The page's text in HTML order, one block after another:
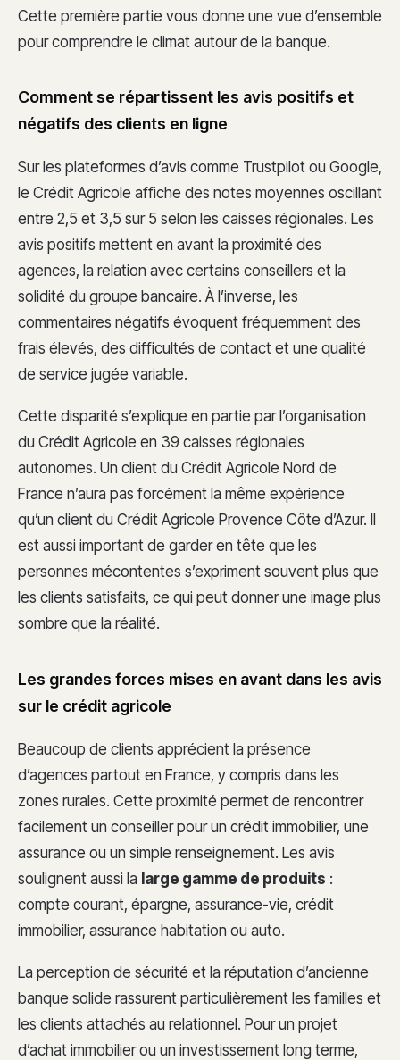
Cette première partie vous donne une vue d’ensemble
pour comprendre le climat autour de la banque.
Comment se répartissent les avis positifs et
négatifs des clients en ligne
Sur les plateformes d’avis comme Trustpilot ou Google,
le Crédit Agricole affiche des notes moyennes oscillant
entre 2,5 et 3,5 sur 5 selon les caisses régionales. Les
avis positifs mettent en avant la proximité des
agences, la relation avec certains conseillers et la
solidité du groupe bancaire. À l’inverse, les
commentaires négatifs évoquent fréquemment des
frais élevés, des difficultés de contact et une qualité
de service jugée variable.
Cette disparité s’explique en partie par l’organisation
du Crédit Agricole en 39 caisses régionales
autonomes. Un client du Crédit Agricole Nord de
France n’aura pas forcément la même expérience
qu’un client du Crédit Agricole Provence Côte d’Azur. Il
est aussi important de garder en tête que les
personnes mécontentes s’expriment souvent plus que
les clients satisfaits, ce qui peut donner une image plus
sombre que la réalité.
Les grandes forces mises en avant dans les avis
sur le crédit agricole
Beaucoup de clients apprécient la présence
d’agences partout en France, y compris dans les
zones rurales. Cette proximité permet de rencontrer
facilement un conseiller pour un crédit immobilier, une
assurance ou un simple renseignement. Les avis
soulignent aussi la large gamme de produits :
compte courant, épargne, assurance-vie, crédit
immobilier, assurance habitation ou auto.
La perception de sécurité et la réputation d’ancienne
banque solide rassurent particulièrement les familles et
les clients attachés au relationnel. Pour un projet
d’achat immobilier ou un investissement long terme,